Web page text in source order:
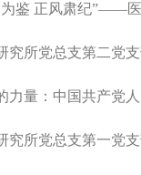
为鉴 正风肃纪”——
究所党总支第二党
力量：中国共产党
究所党总支第一党